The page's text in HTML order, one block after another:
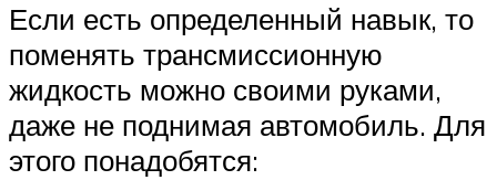
Если есть определенный навык, то
поменять трансмиссионную
жидкость можно своими руками,
даже не поднимая автомобиль. Для
этого понадобятся: